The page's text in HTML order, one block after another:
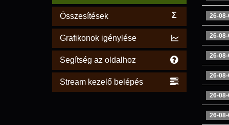
Összesítések Σ
Grafikonok igénylése
Segítség az oldalhoz
Stream kezelő belépés
26-
26-
26-
26-
26-
26-